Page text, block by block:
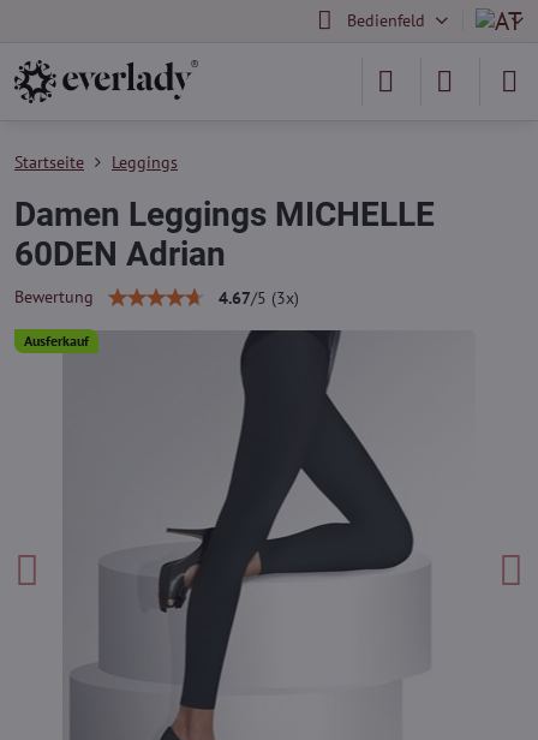
Bedienfeld
Ausferkauf
Startseite Leggings
Damen Leggings MICHELLE
60DEN Adrian
Bewertung 4.67/5 (3x)